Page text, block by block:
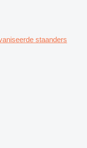
staanders